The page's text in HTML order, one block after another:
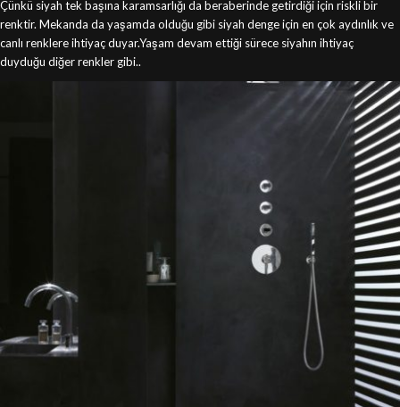
Çünkü siyah tek başına karamsarlığı da beraberinde getirdiği için riskli bir
renktir. Mekanda da yaşamda olduğu gibi siyah denge için en çok aydınlık ve
canlı renklere ihtiyaç duyar.Yaşam devam ettiği sürece siyahın ihtiyaç
duyduğu diğer renkler gibi..